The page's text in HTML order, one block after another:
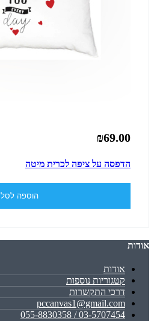
₪69.00
הדפסה על ציפה לכרית מיטה
הוספה לסל
אודות
אודות
קטגוריות נוספות
דרכי התקשרות
pccanvas1@gmail.com
03-5707454 / 055-8830358